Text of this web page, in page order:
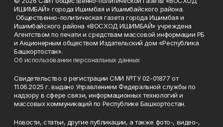
ИШИМБАЙ» города Ишимбая и Ишимбайского района.
Общественно-политическая газета города Ишимбая и
Ишимбайского района «ВОСХОД ИШИМБАЙ» учреждена
Агентством по печати и средствам массовой информации РБ
и Акционерным обществом Издательский дом «Республика
Башкортостан».
Об использовании персональных данных
Свидетельство о регистрации СМИ №ТУ 02-01877 от
11.06.2025 г. выдано Управлением Федеральной службы по
надзору в сфере связи, информационных технологий и
массовых коммуникаций по Республике Башкортостан.
Новости, статьи, другие публикации, а также фото-, видео-,